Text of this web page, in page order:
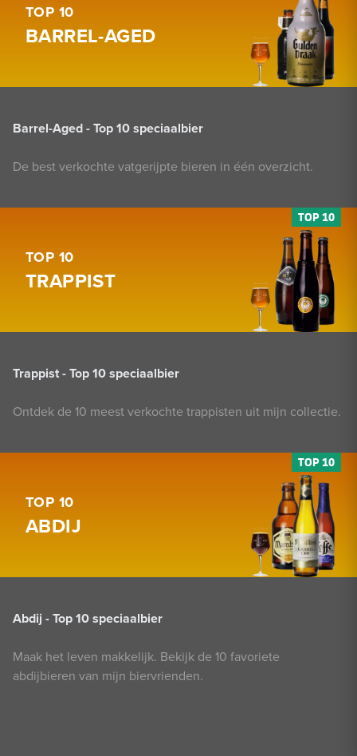
TOP 10
BARREL-AGED
Barrel-Aged - Top 10 speciaalbier
De best verkochte vatgerijpte bieren in één overzicht.
TOP 10
TRAPPIST
Trappist - Top 10 speciaalbier
Ontdek de 10 meest verkochte trappisten uit mijn collectie.
TOP 10
ABDIJ
Abdij - Top 10 speciaalbier
Maak het leven makkelijk. Bekijk de 10 favoriete
abdijbieren van mijn biervrienden.